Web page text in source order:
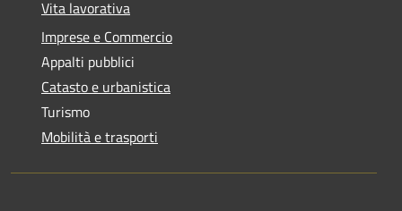
Vita lavorativa
Imprese e Commercio
Appalti pubblici
Catasto e urbanistica
Turismo
Mobilità e trasporti